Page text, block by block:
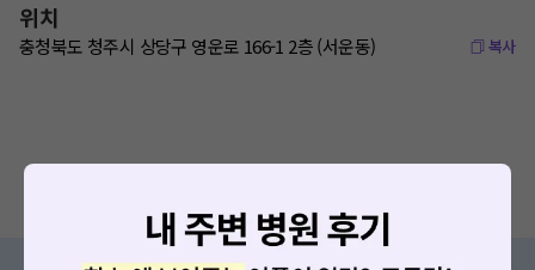
위치
충청북도 청주시 상당구 영운로 166-1 2층 (서운동) 복사